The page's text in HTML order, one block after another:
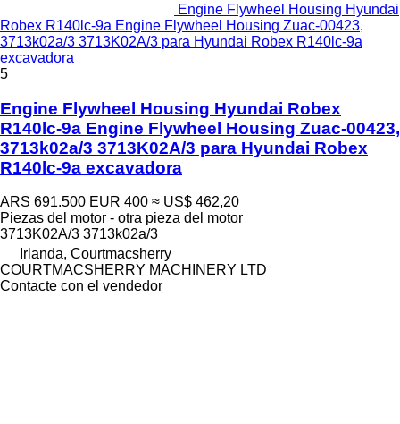
Engine Flywheel Housing Hyundai
Robex R140lc-9a Engine Flywheel Housing Zuac-00423,
3713k02a/3 3713K02A/3 para Hyundai Robex R140lc-9a
excavadora
5
Engine Flywheel Housing Hyundai Robex
R140lc-9a Engine Flywheel Housing Zuac-00423,
3713k02a/3 3713K02A/3 para Hyundai Robex
R140lc-9a excavadora
ARS 691.500 EUR 400 ≈ US$ 462,20
Piezas del motor - otra pieza del motor
3713K02A/3 3713k02a/3
Irlanda, Courtmacsherry
COURTMACSHERRY MACHINERY LTD
Contacte con el vendedor